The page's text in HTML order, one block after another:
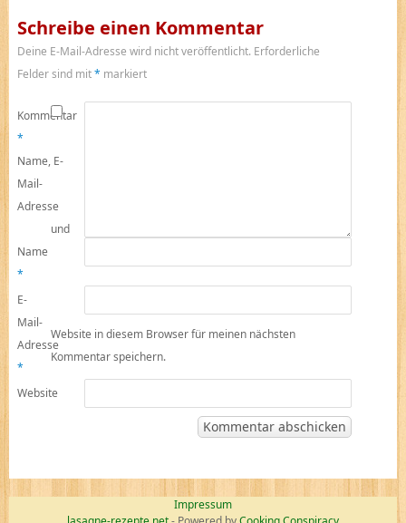
Schreibe einen Kommentar
Deine E-Mail-Adresse wird nicht veröffentlicht. Erforderliche
Felder sind mit* markiert
Kommentar
*
Name
*
E-
Mail-
Adresse
*
Website
Name, E-
Mail-
Adresse
und
Website in diesem Browser für meinen nächsten
Kommentar speichern.
Impressum